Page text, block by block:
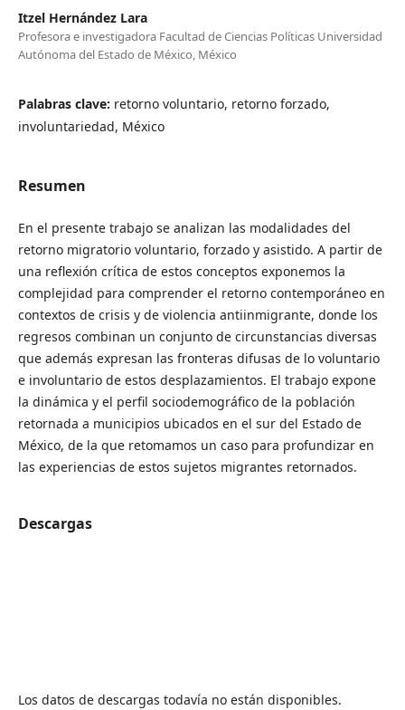
Itzel Hernández Lara
Profesora e investigadora Facultad de Ciencias Políticas Universidad
Autónoma del Estado de México, México
Palabras clave: retorno voluntario, retorno forzado,
involuntariedad, México
Resumen
En el presente trabajo se analizan las modalidades del
retorno migratorio voluntario, forzado y asistido. A partir de
una reflexión crítica de estos conceptos exponemos la
complejidad para comprender el retorno contemporáneo en
contextos de crisis y de violencia antiinmigrante, donde los
regresos combinan un conjunto de circunstancias diversas
que además expresan las fronteras difusas de lo voluntario
e involuntario de estos desplazamientos. El trabajo expone
la dinámica y el perfil sociodemográfico de la población
retornada a municipios ubicados en el sur del Estado de
México, de la que retomamos un caso para profundizar en
las experiencias de estos sujetos migrantes retornados.
Descargas
Los datos de descargas todavía no están disponibles.